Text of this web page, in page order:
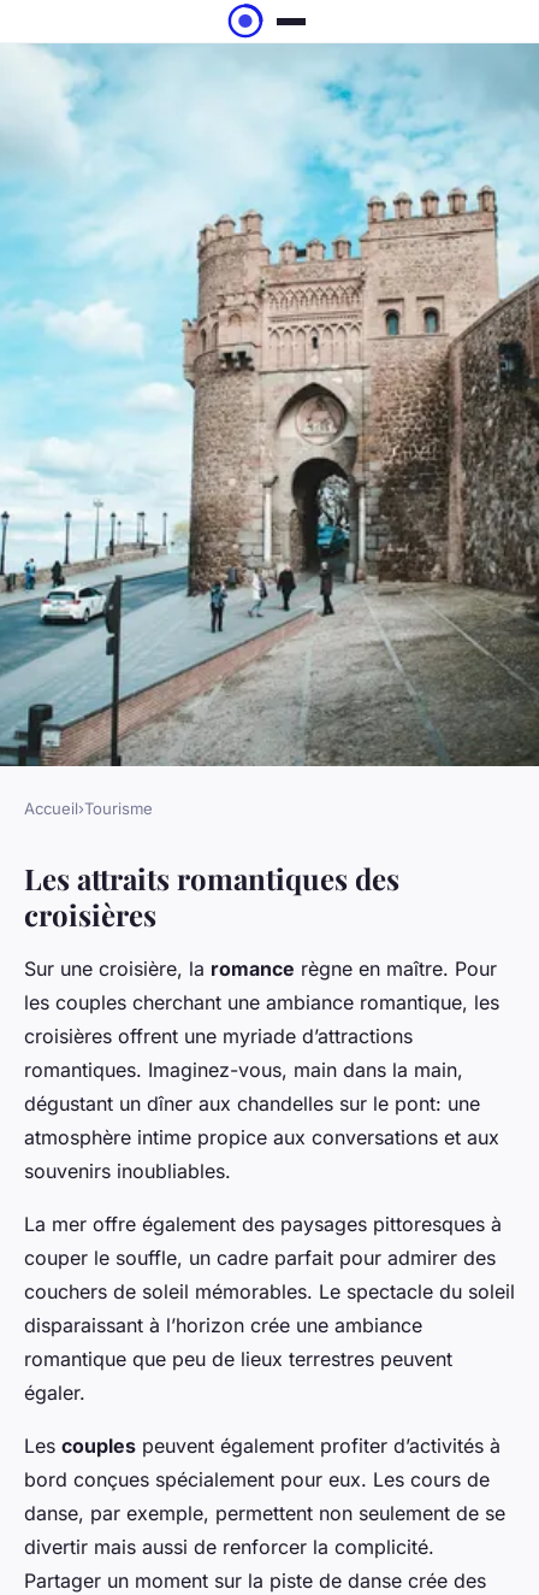
Partir en croisière : l'option
romantique par excellence ?
Kylian•6 janvier 2025• 6 min de lecture
Accueil›Tourisme
Les attraits romantiques des
croisières
Sur une croisière, la romance règne en maître. Pour
les couples cherchant une ambiance romantique, les
croisières offrent une myriade d’attractions
romantiques. Imaginez-vous, main dans la main,
dégustant un dîner aux chandelles sur le pont: une
atmosphère intime propice aux conversations et aux
souvenirs inoubliables.
La mer offre également des paysages pittoresques à
couper le souffle, un cadre parfait pour admirer des
couchers de soleil mémorables. Le spectacle du soleil
disparaissant à l’horizon crée une ambiance
romantique que peu de lieux terrestres peuvent
égaler.
Les couples peuvent également profiter d’activités à
bord conçues spécialement pour eux. Les cours de
danse, par exemple, permettent non seulement de se
divertir mais aussi de renforcer la complicité.
Partager un moment sur la piste de danse crée des